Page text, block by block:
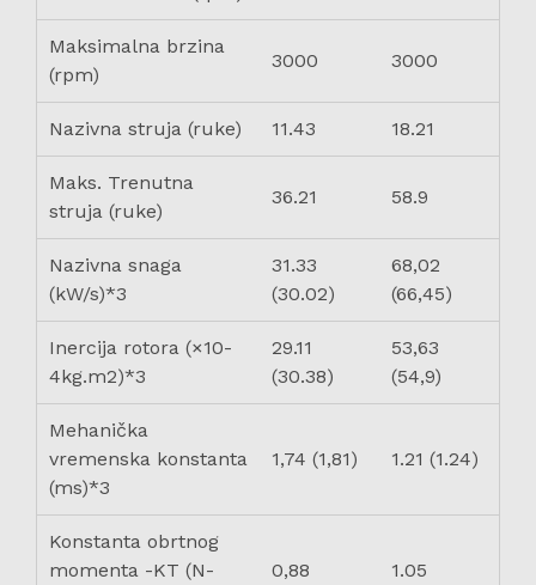
Maksimalna brzina
(rpm)
3000 3000
Nazivna struja (ruke) 11.43 18.21
Maks. Trenutna
struja (ruke)
36.21 58.9
Nazivna snaga
(kW/s)*3
31.33
(30.02)
68,02
(66,45)
Inercija rotora (×10-
4kg.m2)*3
29.11
(30.38)
53,63
(54,9)
Mehanička
vremenska konstanta
(ms)*3
1,74 (1,81) 1.21 (1.24)
Konstanta obrtnog
momenta -KT (N-
0,88 1.05